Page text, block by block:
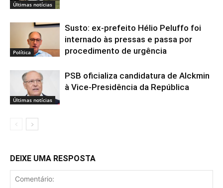
Últimas notícias
Política
Susto: ex-prefeito Hélio Peluffo foi
internado às pressas e passa por
procedimento de urgência
Últimas notícias
PSB oficializa candidatura de Alckmin
à Vice-Presidência da República
DEIXE UMA RESPOSTA